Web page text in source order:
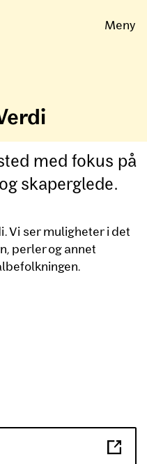
Meny
med fokus på
skaperglede.
Vi ser muligheter i det
perler og annet